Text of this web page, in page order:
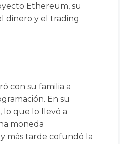
Ethereum, su
dinero y el trading
con su familia a
En su
lo que lo llevó a
moneda
más tarde cofundó la